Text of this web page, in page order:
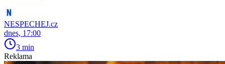
NESPECHEJ.cz
dnes, 17:00
3 min
Reklama